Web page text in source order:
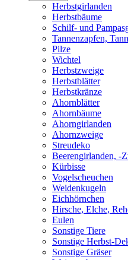
Herbstgirlanden
Herbstbäume
Schilf- und
Tannenzapfen,
Pilze
Wichtel
Herbstzweige
Herbstblätter
Herbstkränze
Ahornblätter
Ahornbäume
Ahorngirlanden
Ahornzweige
Streudeko
Beerengirlanden, -
Kürbisse
Vogelscheuchen
Weidenkugeln
Eichhörnchen
Hirsche, Elche,
Eulen
Sonstige Tiere
Sonstige Herbst-
Sonstige Gräser